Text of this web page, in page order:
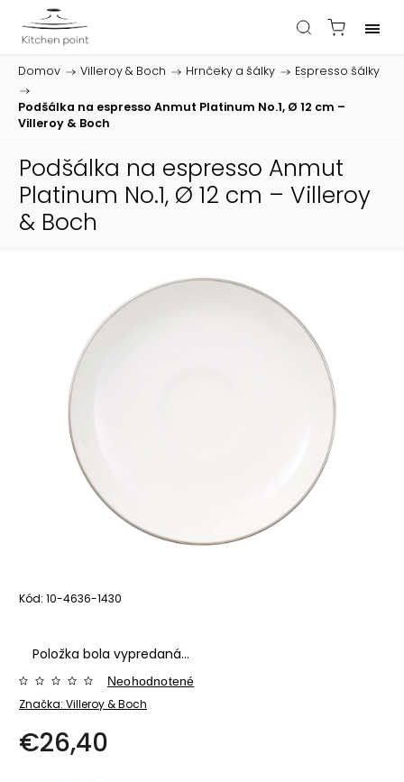
Domov / Villeroy & Boch / Hrnčeky a šálky /
Espresso šálky
/
Podšálka na espresso Anmut Platinum No.1, Ø 12 cm –
Villeroy & Boch
Podšálka na espresso Anmut
Platinum No.1, Ø 12 cm – Villeroy
& Boch
Kód: 10-4636-1430
Položka bola vypredaná…
Značka: Villeroy & Boch
Neohodnotené
€26,40